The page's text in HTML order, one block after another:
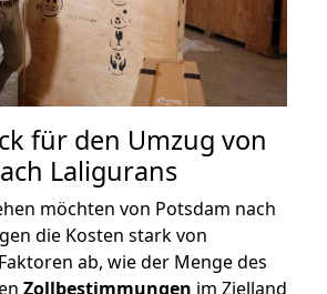
für den Umzug von
Laligurans
möchten von Potsdam nach
die Kosten stark von
ab, wie der Menge des
Zollbestimmungen im Zielland